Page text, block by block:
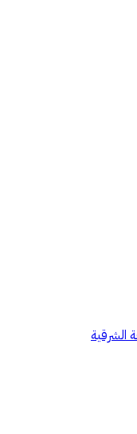
الشرقية